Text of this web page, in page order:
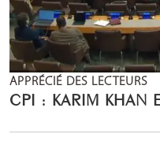
APPRÉCIÉ DES LECTEURS
CPI : KARIM KHAN